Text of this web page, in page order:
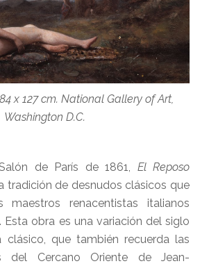
x 127 cm. National Gallery of Art,
Washington D.C.
de París de 1861, El Reposo
tradición de desnudos clásicos que
renacentistas italianos
Esta obra es una variación del siglo
clásico, que también recuerda las
del Cercano Oriente de Jean-